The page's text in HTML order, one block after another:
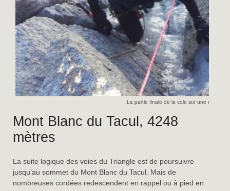
La partie finale de la voie sur une arête
Mont Blanc du Tacul, 4248
mètres
La suite logique des voies du Triangle est de poursuivre
jusqu’au sommet du Mont Blanc du Tacul. Mais de
nombreuses cordées redescendent en rappel ou à pied en